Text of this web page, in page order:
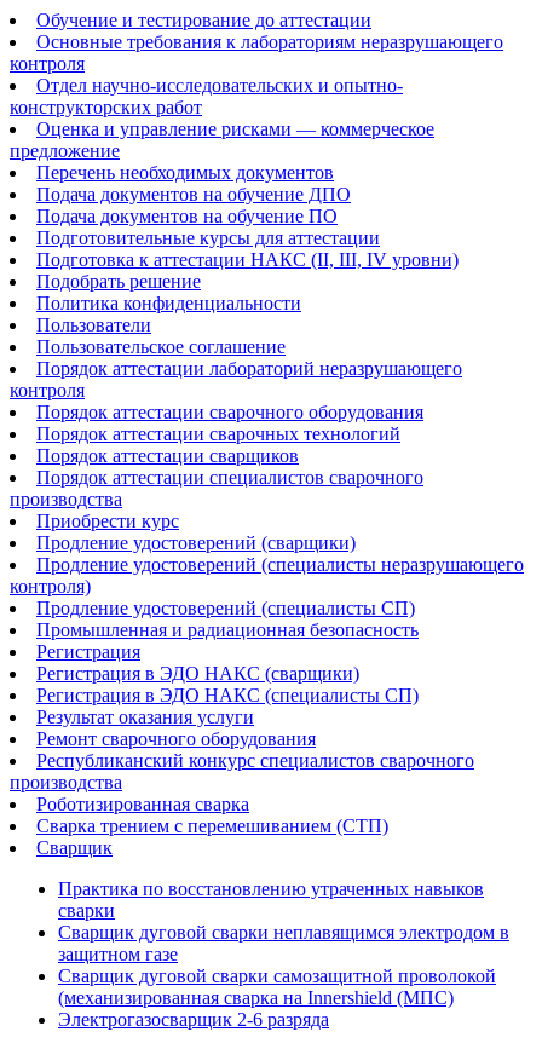
Обучение и тестирование до аттестации
Основные требования к лабораториям неразрушающего
контроля
Отдел научно-исследовательских и опытно-
конструкторских работ
Оценка и управление рисками — коммерческое
предложение
Перечень необходимых документов
Подача документов на обучение ДПО
Подача документов на обучение ПО
Подготовительные курсы для аттестации
Подготовка к аттестации НАКС (II, III, IV уровни)
Подобрать решение
Политика конфиденциальности
Пользователи
Пользовательское соглашение
Порядок аттестации лабораторий неразрушающего
контроля
Порядок аттестации сварочного оборудования
Порядок аттестации сварочных технологий
Порядок аттестации сварщиков
Порядок аттестации специалистов сварочного
производства
Приобрести курс
Продление удостоверений (сварщики)
Продление удостоверений (специалисты неразрушающего
контроля)
Продление удостоверений (специалисты СП)
Промышленная и радиационная безопасность
Регистрация
Регистрация в ЭДО НАКС (сварщики)
Регистрация в ЭДО НАКС (специалисты СП)
Результат оказания услуги
Ремонт сварочного оборудования
Республиканский конкурс специалистов сварочного
производства
Роботизированная сварка​
Сварка трением с перемешиванием (СТП)
Сварщик
Практика по восстановлению утраченных навыков
сварки
Сварщик дуговой сварки неплавящимся электродом в
защитном газе
Сварщик дуговой сварки самозащитной проволокой
(механизированная сварка на Innershield (МПС)
Электрогазосварщик 2-6 разряда